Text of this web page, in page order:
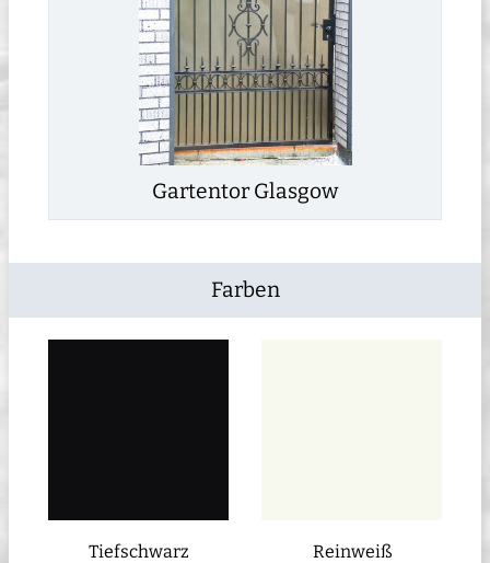
Gartentor Glasgow
Farben
Tiefschwarz Reinweiß